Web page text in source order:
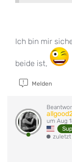
Ich bin mir
beide ist,
Melden
um Aug
zuletzt